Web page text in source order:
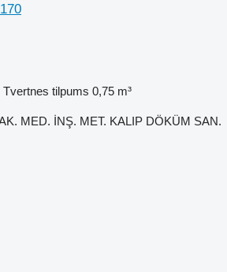
Tvertnes tilpums 0,75 m³
MED. İNŞ. MET. KALIP DÖKÜM SAN.